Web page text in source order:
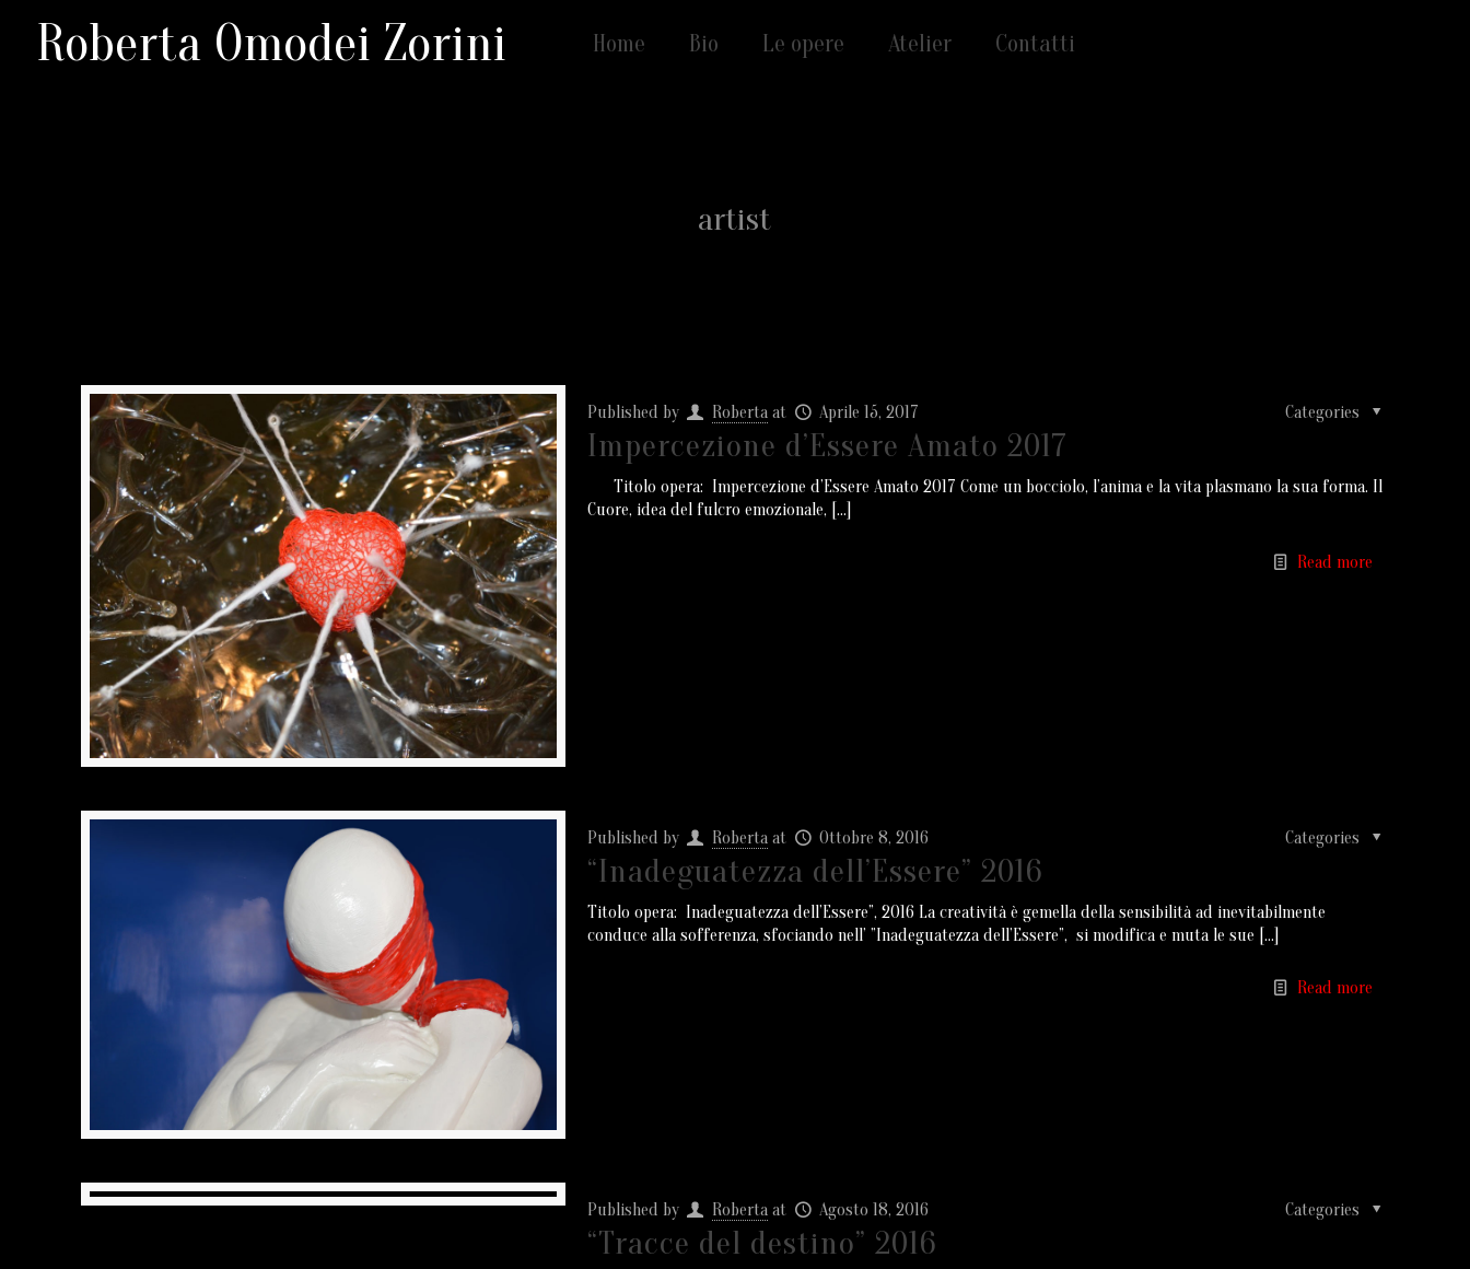
Roberta Omodei Zorini Home Bio Le opere Atelier Contatti
artist
Published by Roberta at Aprile 15, 2017 Categories
Impercezione d’Essere Amato 2017
Titolo opera: Impercezione d’Essere Amato 2017 Come un bocciolo, l’anima e la vita plasmano la sua forma. Il
Cuore, idea del fulcro emozionale,[…]
Read more
Published by Roberta at Ottobre 8, 2016 Categories
“Inadeguatezza dell’Essere” 2016
Titolo opera: Inadeguatezza dell’Essere”, 2016 La creatività è gemella della sensibilità ad inevitabilmente
conduce alla sofferenza, sfociando nell’ ”Inadeguatezza dell’Essere”, si modifica e muta le sue […]
Read more
Published by Roberta at Agosto 18, 2016 Categories
“Tracce del destino” 2016